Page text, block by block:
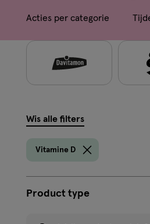
Acties per categorie
filters
Wis alle filters
Vitamine D
Product type